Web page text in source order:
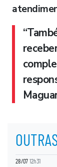
28/07 12h31